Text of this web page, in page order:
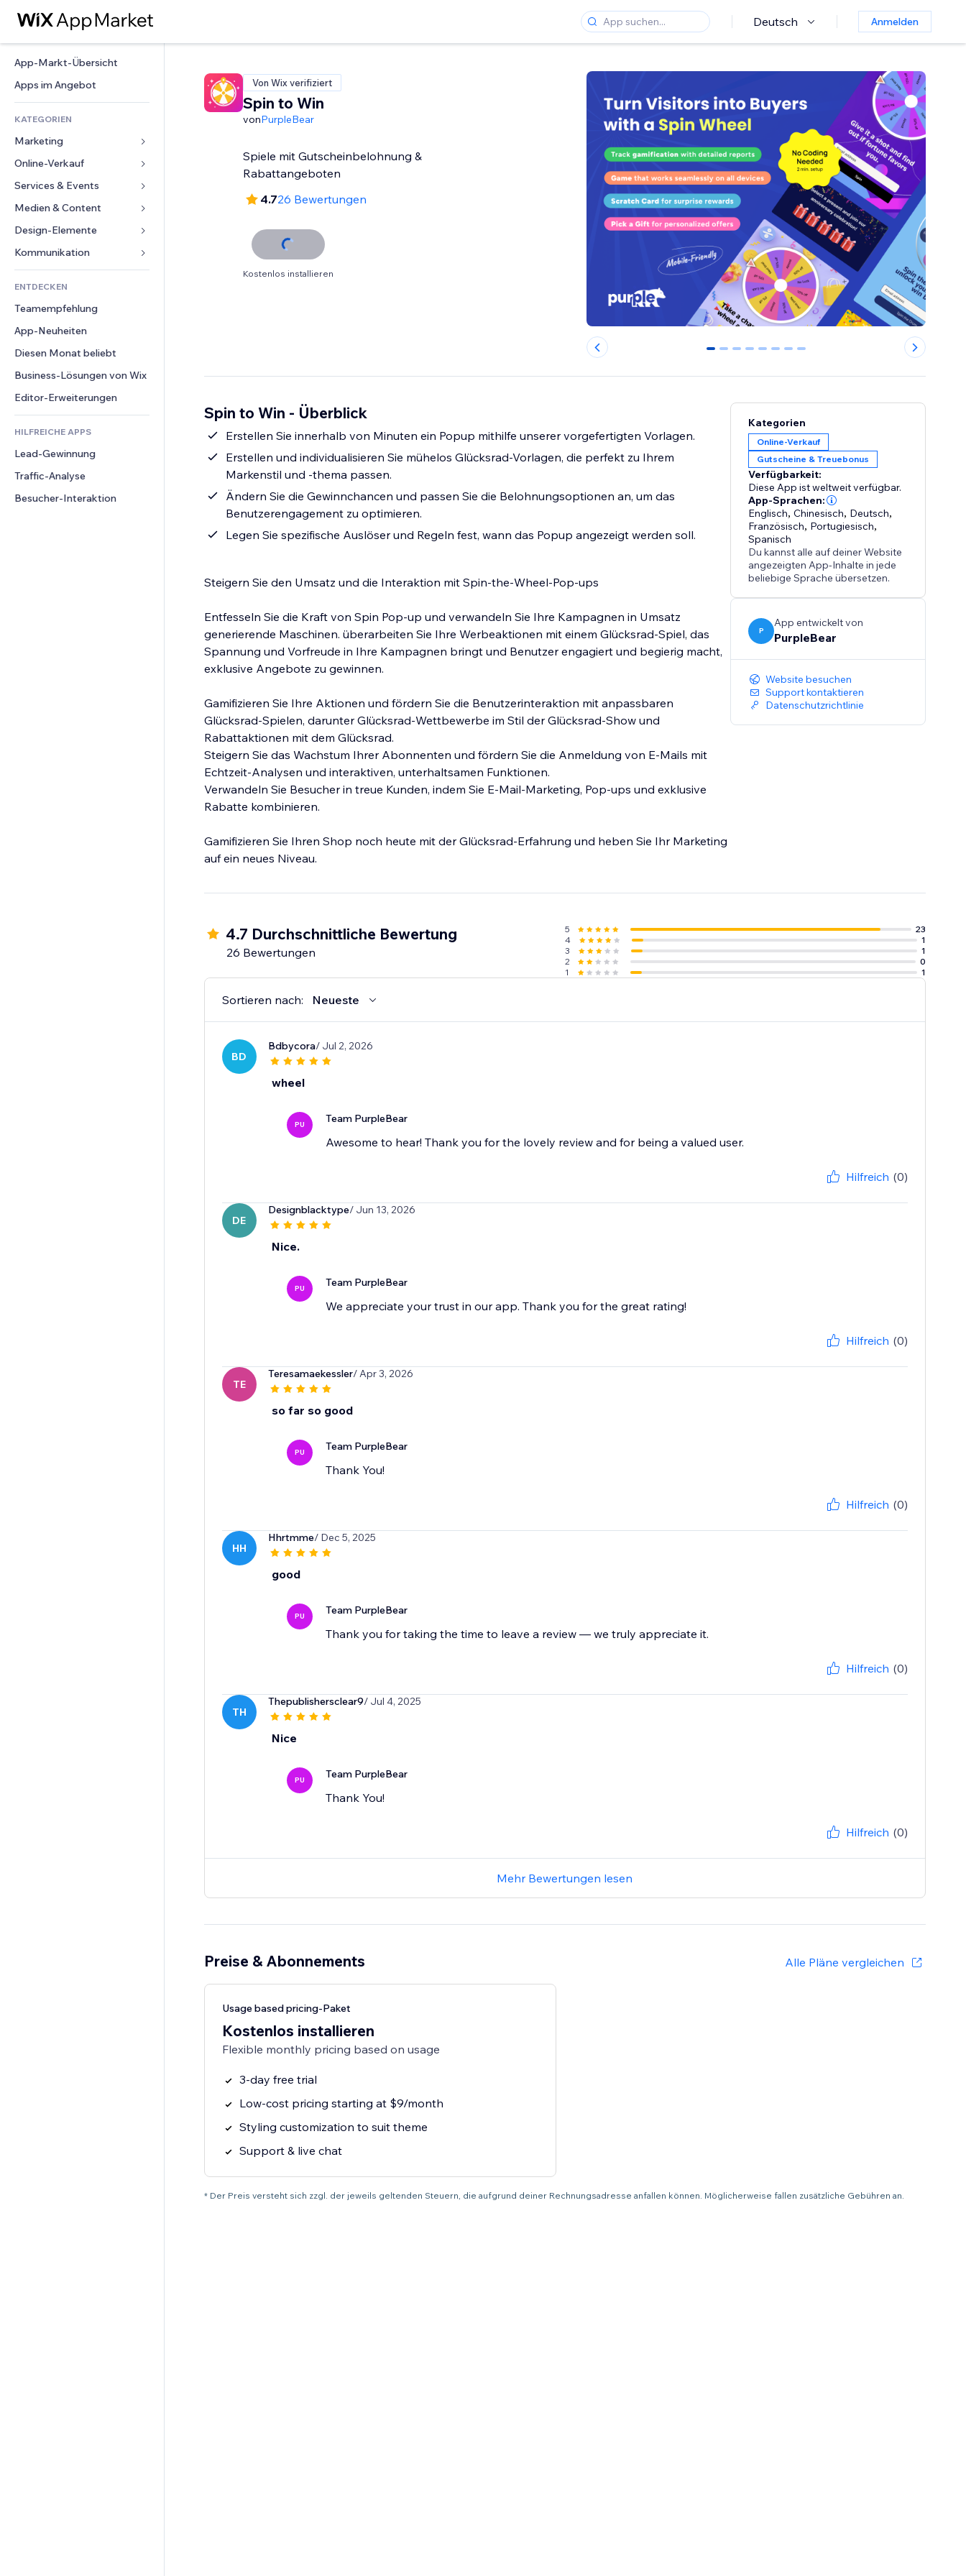
Deutsch Anmelden
App-Markt-Übersicht
Apps im Angebot
KATEGORIEN
Marketing
Anzeigen
Mobil
Statistiken
Website-Einträge
E-Mail
Online-Verkauf
Apps für Shops
Versand & Lieferung
Verkaufen-Buttons
Buchhaltung
Gutscheine & Treuebonus
Lagerlösungen
Speisen & Getränke
Services & Events
Hotels
Events
Restaurants
Immobilien
Buchungen
Medien & Content
Galerie
Musik
Podcasts
Fotografie
Video
PDF
Dateifreigabe
News
Design-Elemente
Karten & Navigation
Datenschutz & Sicherheit
Uhr
Seiten-Vorlagen
Bildeffekte
Buttons & Menüs
Banner & Abzeichen
Taschenrechner
Suche
Wetter
Diagramme & Tabellen
Formulare
Umfragen
Chat
Kommentare
Telefon
Community
Bewertungen und Feedback
CRM
ENTDECKEN
Teamempfehlung
App-Neuheiten
Diesen Monat beliebt
Business-Lösungen von Wix
Editor-Erweiterungen
HILFREICHE APPS
Lead-Gewinnung
Traffic-Analyse
Besucher-Interaktion
Von Wix verifiziert
Spin to Win
vonPurpleBear
Spiele mit Gutscheinbelohnung &
Rabattangeboten
4.726 Bewertungen
Kostenlos installieren
0 1 2 3 4 5 6 7
Spin to Win - Überblick
Erstellen Sie innerhalb von Minuten ein Popup mithilfe unserer vorgefertigten Vorlagen.
Erstellen und individualisieren Sie mühelos Glücksrad-Vorlagen, die perfekt zu Ihrem
Markenstil und -thema passen.
Ändern Sie die Gewinnchancen und passen Sie die Belohnungsoptionen an, um das
Benutzerengagement zu optimieren.
Legen Sie spezifische Auslöser und Regeln fest, wann das Popup angezeigt werden soll.
Steigern Sie den Umsatz und die Interaktion mit Spin-the-Wheel-Pop-ups
Entfesseln Sie die Kraft von Spin Pop-up und verwandeln Sie Ihre Kampagnen in Umsatz
generierende Maschinen. überarbeiten Sie Ihre Werbeaktionen mit einem Glücksrad-Spiel, das
Spannung und Vorfreude in Ihre Kampagnen bringt und Benutzer engagiert und begierig macht,
exklusive Angebote zu gewinnen.
Gamifizieren Sie Ihre Aktionen und fördern Sie die Benutzerinteraktion mit anpassbaren
Glücksrad-Spielen, darunter Glücksrad-Wettbewerbe im Stil der Glücksrad-Show und
Rabattaktionen mit dem Glücksrad.
Steigern Sie das Wachstum Ihrer Abonnenten und fördern Sie die Anmeldung von E-Mails mit
Echtzeit-Analysen und interaktiven, unterhaltsamen Funktionen.
Verwandeln Sie Besucher in treue Kunden, indem Sie E-Mail-Marketing, Pop-ups und exklusive
Rabatte kombinieren.
Gamifizieren Sie Ihren Shop noch heute mit der Glücksrad-Erfahrung und heben Sie Ihr Marketing
auf ein neues Niveau.
Kategorien
Online-Verkauf
Gutscheine & Treuebonus
Verfügbarkeit:
Diese App ist weltweit verfügbar.
App-Sprachen:
Englisch,Chinesisch, Deutsch,
Französisch, Portugiesisch,
Spanisch
Du kannst alle auf deiner Website
angezeigten App-Inhalte in jede
beliebige Sprache übersetzen.
P
App entwickelt von
PurpleBear
Website besuchen
Support kontaktieren
Datenschutzrichtlinie
4.7 Durchschnittliche Bewertung
26 Bewertungen
5
23
4
1
3
1
2
0
1
1
Sortieren nach: Neueste
BD
Bdbycora/ Jul 2, 2026
wheel
PU Team PurpleBear
Awesome to hear! Thank you for the lovely review and for being a valued user.
Hilfreich (0)
DE
Designblacktype/ Jun 13, 2026
Nice.
PU Team PurpleBear
We appreciate your trust in our app. Thank you for the great rating!
Hilfreich (0)
TE
Teresamaekessler/ Apr 3, 2026
so far so good
PU Team PurpleBear
Thank You!
Hilfreich (0)
HH
Hhrtmme/ Dec 5, 2025
good
PU Team PurpleBear
Thank you for taking the time to leave a review — we truly appreciate it.
Hilfreich (0)
TH
Thepublishersclear9/ Jul 4, 2025
Nice
PU Team PurpleBear
Thank You!
Hilfreich (0)
Mehr Bewertungen lesen
Preise & Abonnements Alle Pläne vergleichen
Usage based pricing-Paket
Kostenlos installieren
Flexible monthly pricing based on usage
3-day free trial
Low-cost pricing starting at $9/month
Styling customization to suit theme
Support & live chat
* Der Preis versteht sich zzgl. der jeweils geltenden Steuern, die aufgrund deiner Rechnungsadresse anfallen können. Möglicherweise fallen zusätzliche Gebühren an.